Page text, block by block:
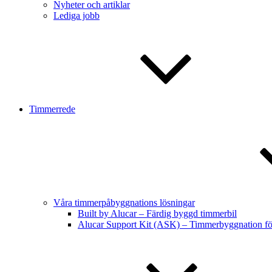
Nyheter och artiklar
Lediga jobb
Timmerrede
Våra timmerpåbyggnations lösningar
Built by Alucar – Färdig byggd timmerbil
Alucar Support Kit (ASK) – Timmerbyggnation